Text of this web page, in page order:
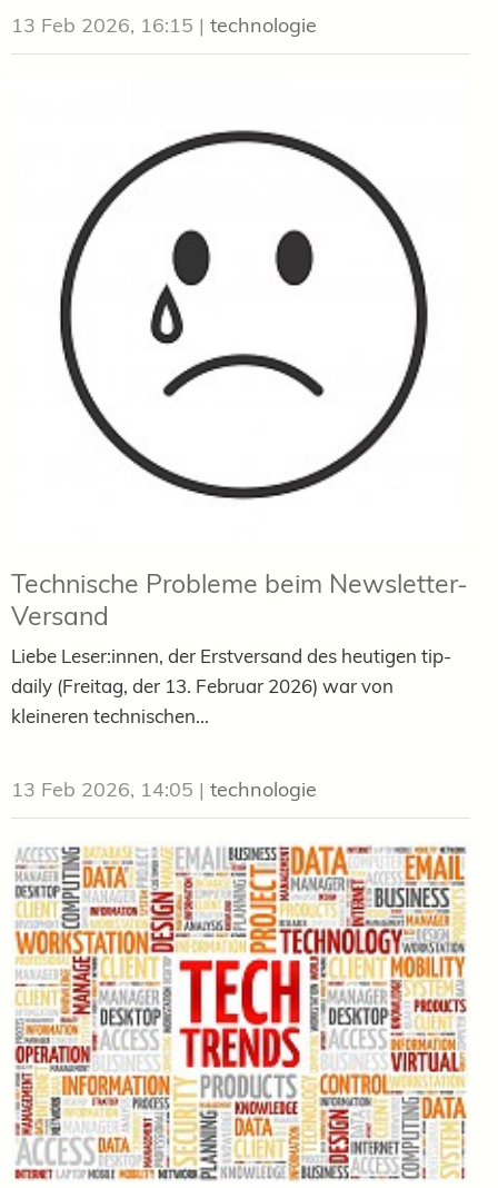
13 Feb 2026, 16:15 | technologie
Technische Probleme beim Newsletter-
Versand
Liebe Leser:innen, der Erstversand des heutigen tip-
daily (Freitag, der 13. Februar 2026) war von
kleineren technischen...
13 Feb 2026, 14:05 | technologie